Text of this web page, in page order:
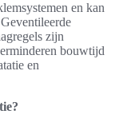
en kan
zijn
bouwtijd
en